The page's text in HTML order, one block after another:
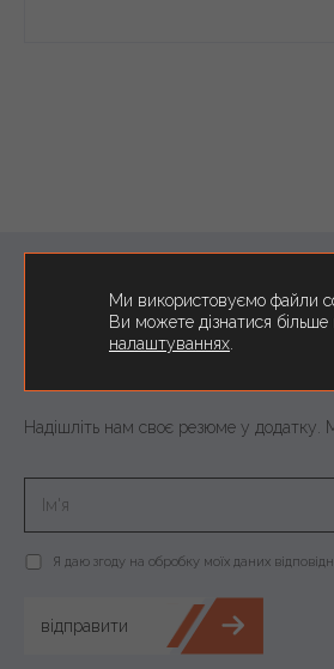
Не можете
Надішліть нам своє резюме у
Я даю згоду на обробку моїх даних
Ми використовуємо файли
Ви можете дізнатися
налаштуваннях